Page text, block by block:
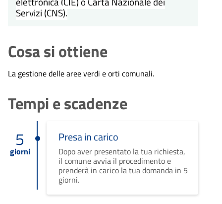
Servizi (CNS).
Cosa si ottiene
La gestione delle aree verdi e orti comunali.
Tempi e scadenze
5
giorni
Presa in carico
Dopo aver presentato la tua richiesta,
il comune avvia il procedimento e
prenderà in carico la tua domanda in 5
giorni.